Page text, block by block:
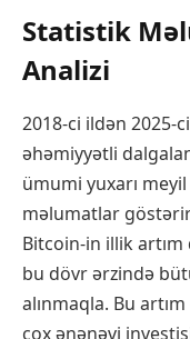
Statistik
Analizi
2018-ci ildən 2025-
əhəmiyyətli
ümumi yuxarı
məlumatlar
Bitcoin-in illik artım
bu dövr ərzində
alınmaqla. Bu
çox ənənəvi